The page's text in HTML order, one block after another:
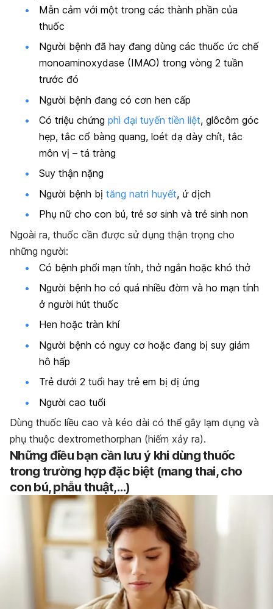
Mẫn cảm với một trong các thành phần của
thuốc
Người bệnh đã hay đang dùng các thuốc ức chế
monoaminoxydase (IMAO) trong vòng 2 tuần
trước đó
Người bệnh đang có cơn hen cấp
Có triệu chứng phì đại tuyến tiền liệt, glôcôm góc
hẹp, tắc cổ bàng quang, loét dạ dày chít, tắc
môn vị – tá tràng
Suy thận nặng
Người bệnh bị tăng natri huyết, ứ dịch
Phụ nữ cho con bú, trẻ sơ sinh và trẻ sinh non
Ngoài ra, thuốc cần được sử dụng thận trọng cho
những người:
Có bệnh phổi mạn tính, thở ngắn hoặc khó thở
Người bệnh ho có quá nhiều đờm và ho mạn tính
ở người hút thuốc
Hen hoặc tràn khí
Người bệnh có nguy cơ hoặc đang bị suy giảm
hô hấp
Trẻ dưới 2 tuổi hay trẻ em bị dị ứng
Người cao tuổi
Dùng thuốc liều cao và kéo dài có thể gây lạm dụng và
phụ thuộc dextromethorphan (hiếm xảy ra).
Những điều bạn cần lưu ý khi dùng thuốc
trong trường hợp đặc biệt (mang thai, cho
con bú, phẫu thuật,…)